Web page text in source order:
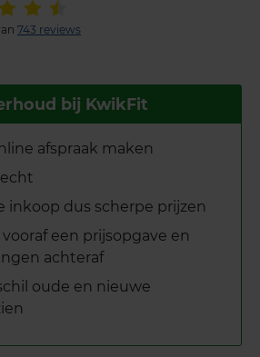
743 reviews
bij KwikFit
afspraak maken
inkoop dus scherpe prijzen
een prijsopgave en
achteraf
oude en nieuwe